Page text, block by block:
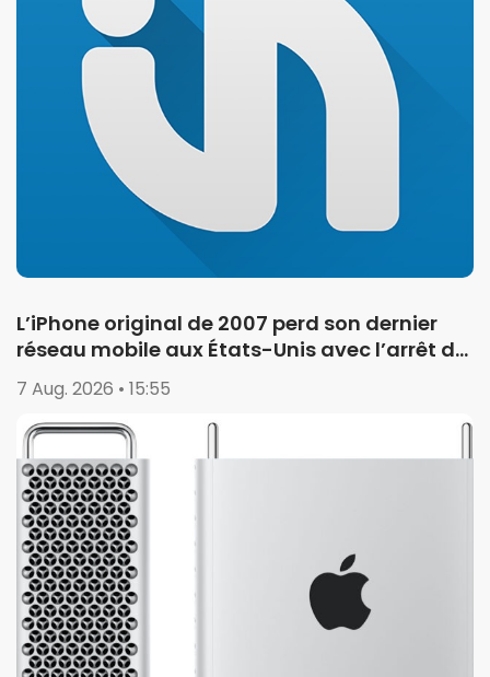
L’iPhone original de 2007 perd son dernier
réseau mobile aux États-Unis avec l’arrêt de
la 2G
7 Aug. 2026 • 15:55